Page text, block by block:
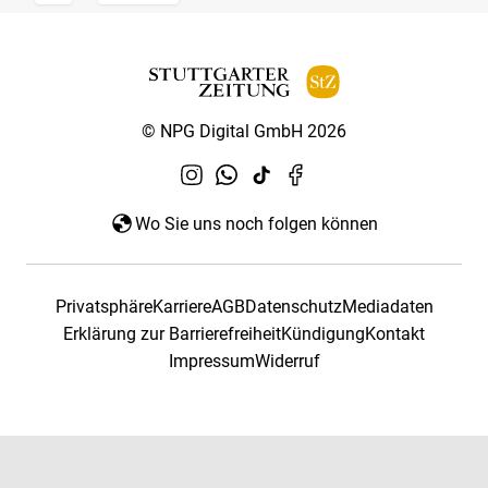
© NPG Digital GmbH 2026
Wo Sie uns noch folgen können
PrivatsphäreKarriereAGBDatenschutzMediadaten
Erklärung zur BarrierefreiheitKündigungKontakt
ImpressumWiderruf